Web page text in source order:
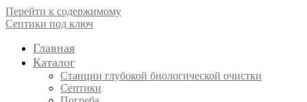
Перейти к содержимому
Септики под ключ
Главная
Каталог
Станции глубокой биологической очистки
Септики